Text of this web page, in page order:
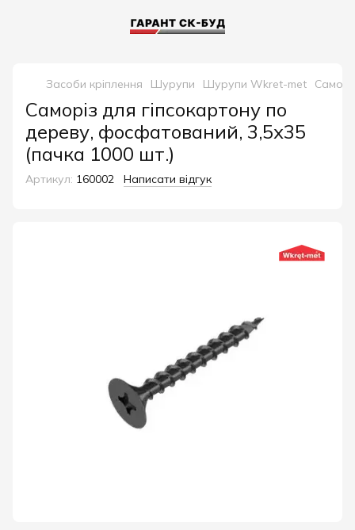
Засоби кріплення Шурупи Шурупи Wkret-met
Саморіз для гіпсокартону по
дереву, фосфатований, 3,5х35
(пачка 1000 шт.)
Артикул: 160002 Написати відгук